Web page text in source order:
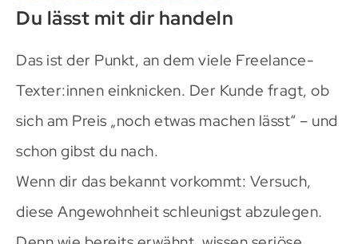
Du lässt mit dir handeln
Das ist der Punkt, an dem viele Freelance-
Texter:innen einknicken. Der Kunde fragt, ob
sich am Preis „noch etwas machen lässt“ – und
schon gibst du nach.
Wenn dir das bekannt vorkommt: Versuch,
diese Angewohnheit schleunigst abzulegen.